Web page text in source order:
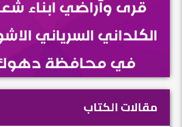
مقالات الكتاب